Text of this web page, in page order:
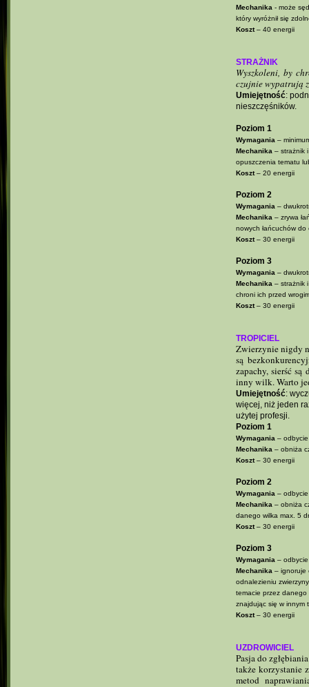
Mechanika - może
który wyróżnił się
Koszt– 40 energii
STRAŻNIK
Wyszkoleni, by
czujnie wypatrują
Umiejętność:
nieszczęśników.
Poziom 1
Wymagania –
Mechanika – strażnik
opuszczenia tematu
Koszt– 20 energii
Poziom 2
Wymagania –
Mechanika – zrywa
nowych łańcuchów
Koszt– 30 energii
Poziom 3
Wymagania –
Mechanika – strażnik
chroni ich przed
Koszt– 30 energii
TROPICIEL
Zwierzynie nigdy
są
zapachy, sierść
inny wilk. Warto
Umiejętność:
więcej, niż jeden
użytej profesji.
Poziom 1
Wymagania –
Mechanika – obniża
Koszt– 30 energii
Poziom 2
Wymagania –
Mechanika – obniża
danego wilka max. 5
Koszt– 30 energii
Poziom 3
Wymagania –
Mechanika – ignoruje
odnalezieniu
temacie przez danego
znajdując się w innym
Koszt– 30 energii
UZDROWICIEL
Pasja do
także korzystanie
metod